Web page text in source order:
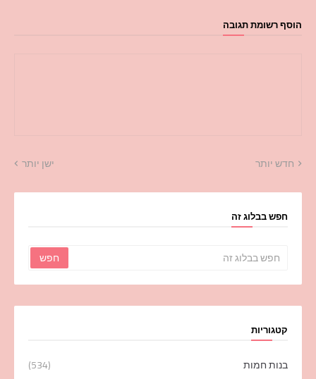
הוסף רשומת תגובה
חדש יותר ישן יותר
חפש בבלוג זה
קטגוריות
בנות חמות
(534)